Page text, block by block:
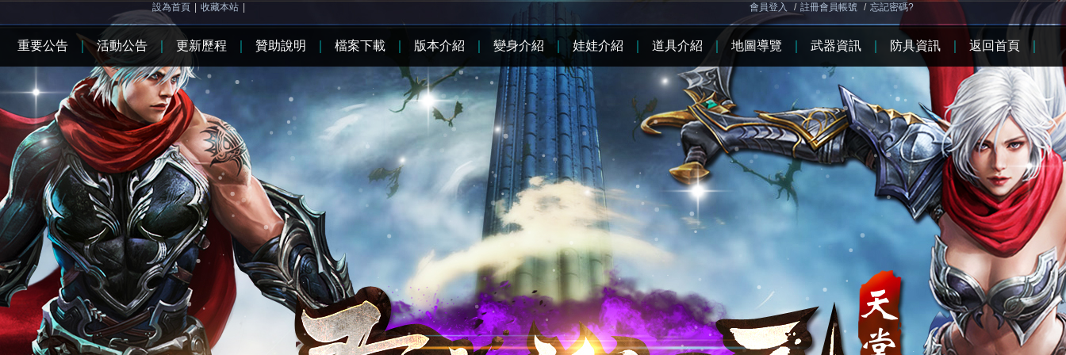
設為首頁 收藏本站 會員登入 / 註冊會員帳號 / 忘記密碼?